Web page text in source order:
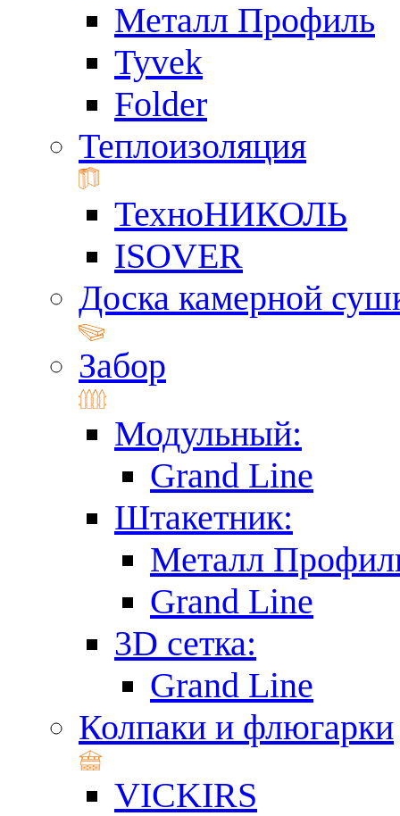
Металл Профиль
Tyvek
Folder
Теплоизоляция
ТехноНИКОЛЬ
ISOVER
Доска камерной
Забор
Модульный:
Grand Line
Штакетник:
Металл
Grand Line
3D сетка:
Grand Line
Колпаки и флюгарки
VICKIRS